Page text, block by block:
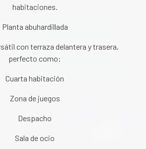
habitaciones.
Planta abuhardillada
con terraza delantera y trasera,
perfecto como:
Cuarta habitación
Zona de juegos
Despacho
Sala de ocio